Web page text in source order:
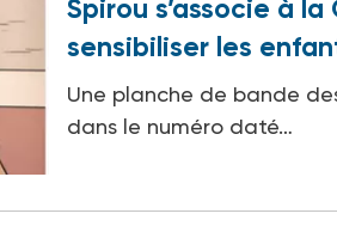
Spirou s’associe à
sensibiliser les
Une planche de bande
dans le numéro daté…